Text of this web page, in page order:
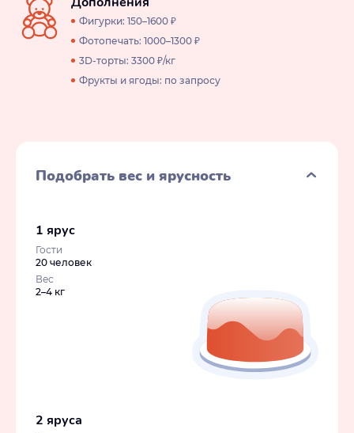
Фигурки: 150–1600 ₽
Фотопечать: 1000–1300 ₽
3D-торты: 3300 ₽/кг
Фрукты и ягоды: по запросу
Подобрать вес и ярусность
1 ярус
Гости
20 человек
Вес
2–4 кг
2 яруса